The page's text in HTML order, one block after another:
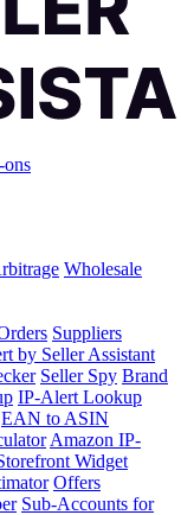
Wholesale
Suppliers
by Seller Assistant
Seller Spy Brand
IP-Alert Lookup
EAN to ASIN
Amazon IP-
Widget
Offers
Sub-Accounts for